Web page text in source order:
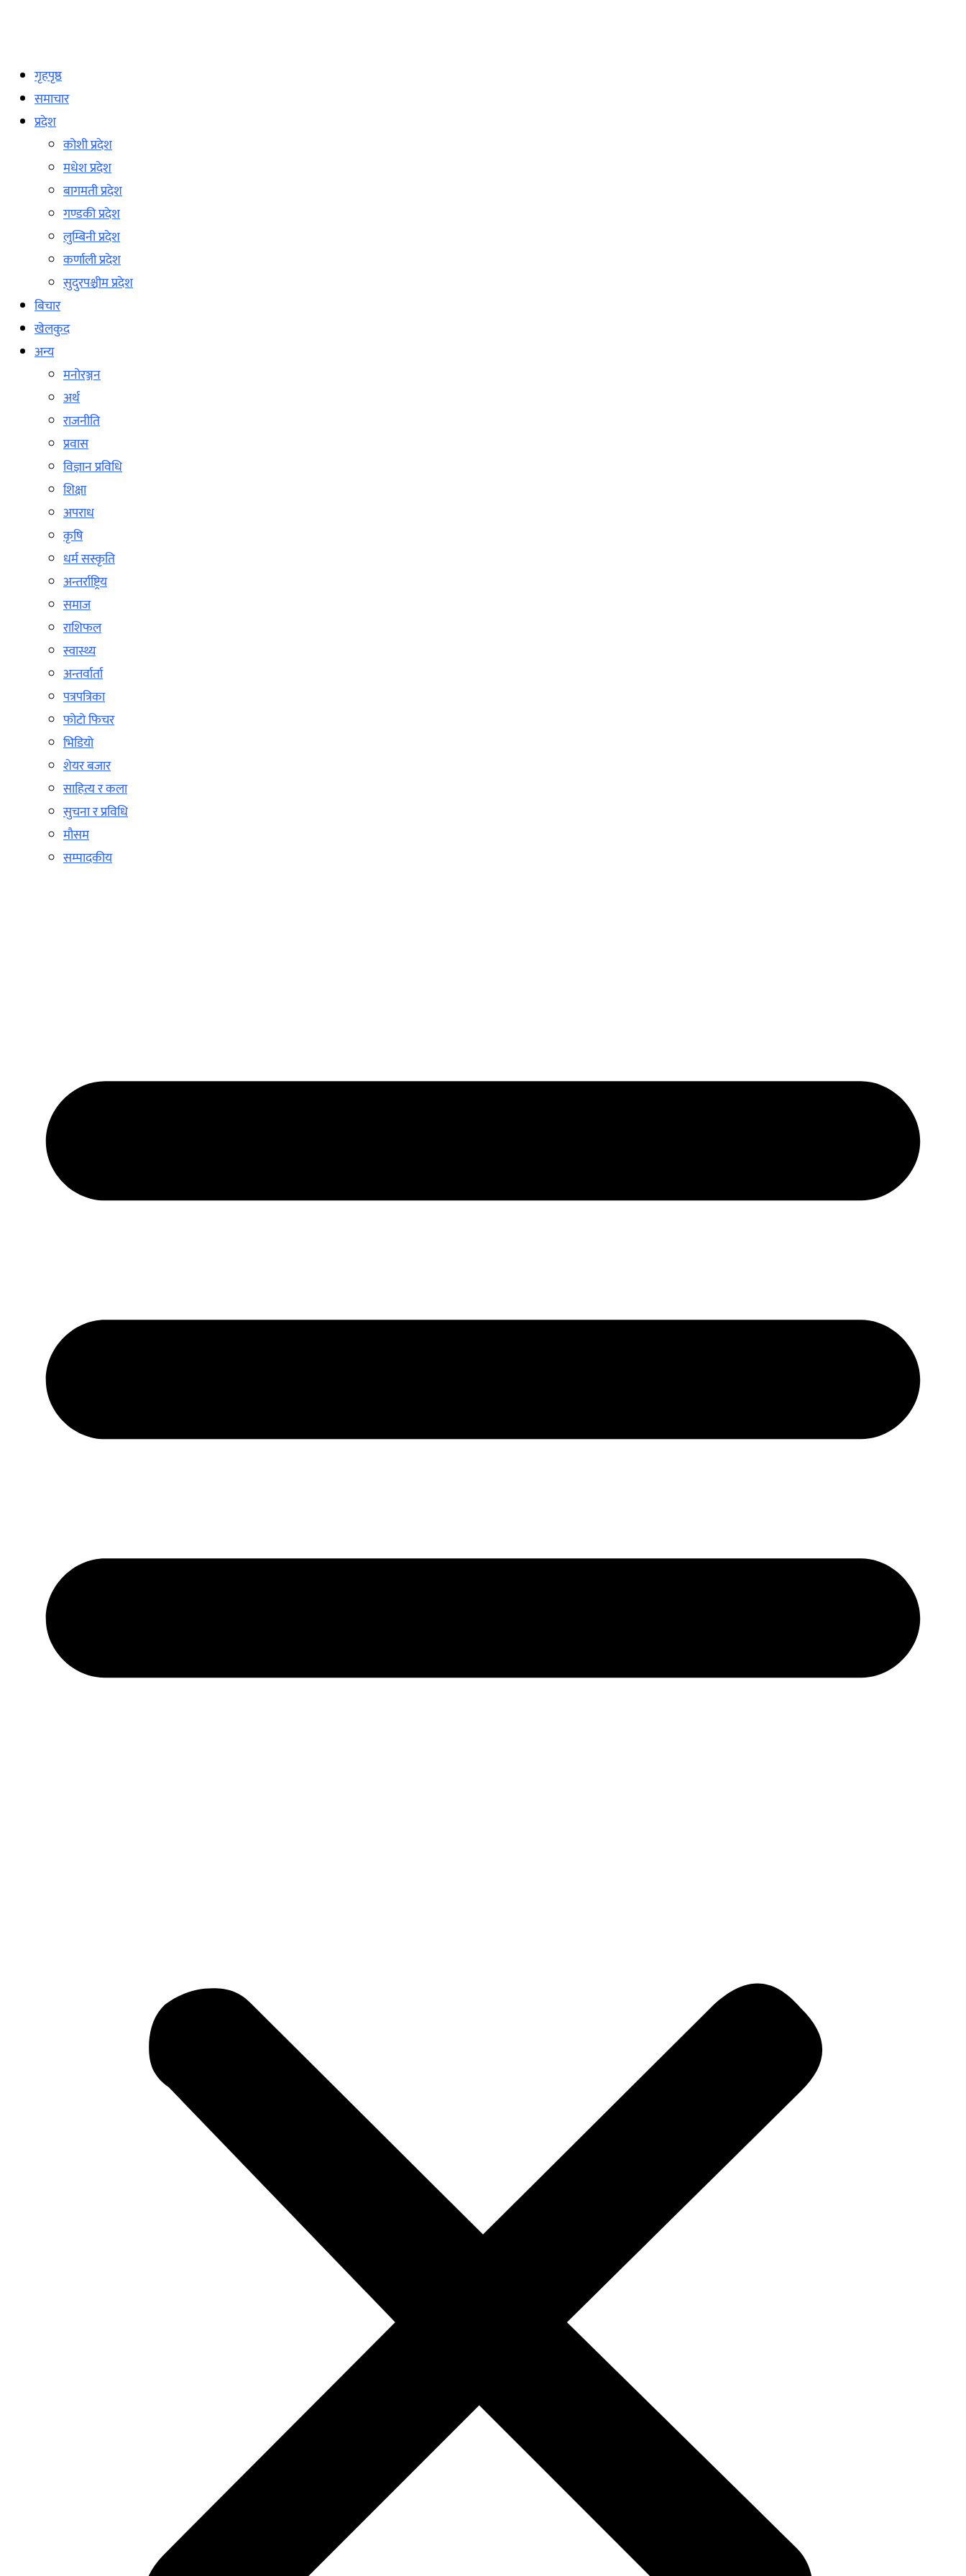
गृहपृष्ठ
समाचार
प्रदेश
कोशी प्रदेश
मधेश प्रदेश
बागमती प्रदेश
गण्डकी प्रदेश
लुम्बिनी प्रदेश
कर्णाली प्रदेश
सुदुरपश्चीम प्रदेश
बिचार
खेलकुद
अन्य
मनोरञ्जन
अर्थ
राजनीति
प्रवास
विज्ञान प्रविधि
शिक्षा
अपराध
कृषि
धर्म सस्कृति
अन्तर्राष्ट्रिय
समाज
राशिफल
स्वास्थ्य
अन्तर्वार्ता
पत्रपत्रिका
फोटो फिचर
भिडियो
शेयर बजार
साहित्य र कला
सुचना र प्रविधि
मौसम
सम्पादकीय